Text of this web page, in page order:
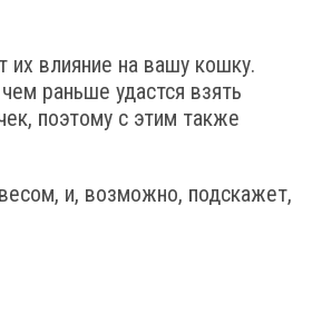
их влияние на вашу кошку.
раньше удастся взять
поэтому с этим также
и, возможно, подскажет,